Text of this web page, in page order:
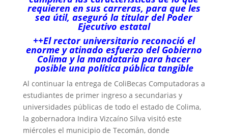
requieren en sus carreras, para que les
sea útil, aseguró la titular del Poder
Ejecutivo estatal
++El rector universitario reconoció el
enorme y atinado esfuerzo del Gobierno
Colima y la mandataria para hacer
posible una política pública tangible
Al continuar la entrega de ColiBecas Computadoras a
estudiantes de primer ingreso a secundarias y
universidades públicas de todo el estado de Colima,
la gobernadora Indira Vizcaíno Silva visitó este
miércoles el municipio de Tecomán, donde